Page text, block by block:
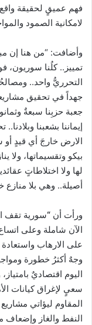
فهم عميقٍ لحقيقة
لامكانية الصمود
وأضافت: “من هنا إن
تمييز.. كلُنا سوريون،
التحرريُّ واحد..
جهداً في تحقيق
جعبة حزبِنا سبعةٌ
إيماننا بشعبنا وبلادنا..
الارض خارجَ أي قيدٍ أو
بيكو وتقسيماتها، ولا
لها ولا اختلاطاتٍ
أصيلة.. وهي بلا منازع
ورأت أن “سورية تقف
الآن شاملة وعلى
على الارهاب واستعادة
وجهٌ أكثرُ خطورة
اليوم اقتصاديٌ
سعيٍ لإغراق كيانات
المقاوم ليؤاتي
النفط والغاز